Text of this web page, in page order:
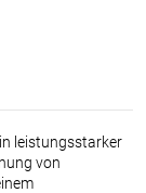
leistungsstarker
von